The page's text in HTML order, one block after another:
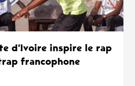
d’Ivoire inspire le rap
francophone